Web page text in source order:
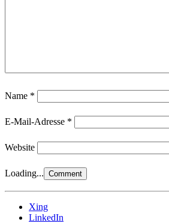
Name *
E-Mail-Adresse *
Website
Loading...
Xing
LinkedIn